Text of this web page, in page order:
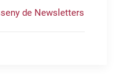
de Newsletters